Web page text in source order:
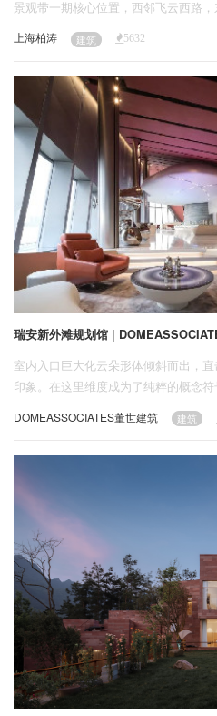
景观带一期核心位置，西邻飞云西路
上海柏涛 建筑 5632
瑞安新外滩规划馆 |
室内入口巨大化云朵形体倾斜而出，
印象。在这里维度成为了纯粹的概念
一起。所谓的宇宙尺度内，还嵌着一
宙。在这个超级宇宙中，我们可能只
DOMEASSOCIATES董世建筑 建筑